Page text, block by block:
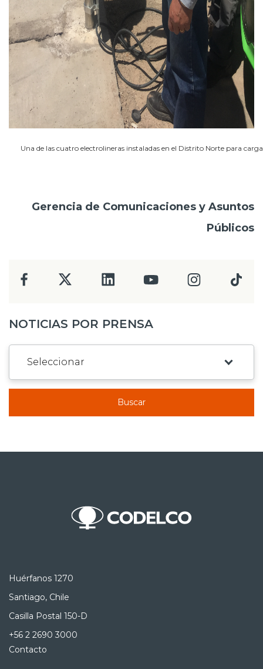
Una de las cuatro electrolineras instaladas en el Distrito Norte para
Gerencia de Comunicaciones y Asuntos
Públicos
NOTICIAS POR PRENSA
Buscar
Huérfanos 1270
Santiago, Chile
Casilla Postal 150-D
+56 2 2690 3000
Contacto